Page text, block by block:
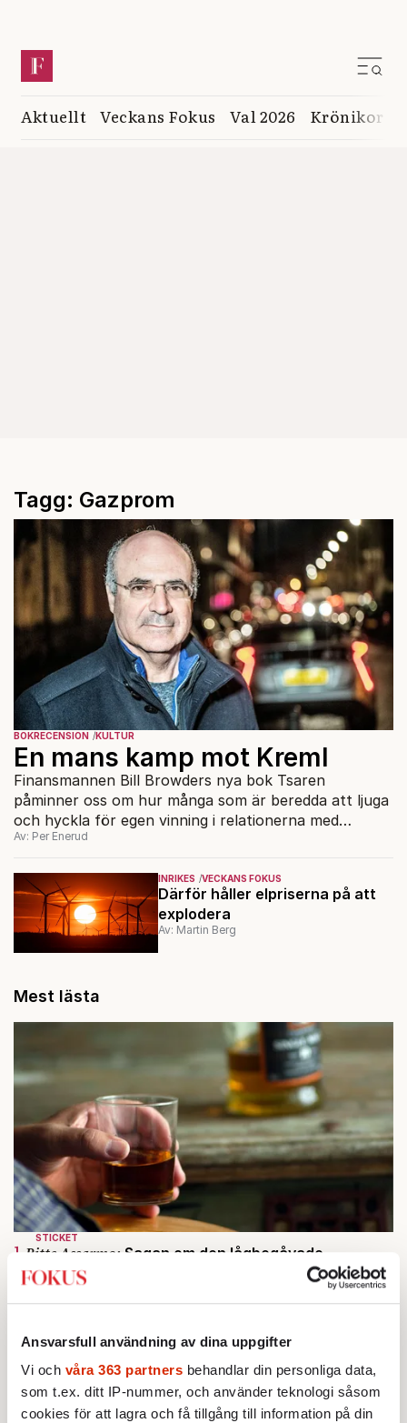
Ansvarsfull användning av dina uppgifter
Vi och våra 363 partners behandlar din personliga data,
som t.ex. ditt IP-nummer, och använder teknologi såsom
cookies för att lagra och få tillgång till information på din
Aktuellt Veckans Fokus Val 2026 Krönikor
Tagg: Gazprom
INRIKES VECKANS FOKUS
Därför håller elpriserna på att
explodera
Av: Martin Berg
BOKRECENSION KULTUR
En mans kamp mot Kreml
Finansmannen Bill Browders nya bok Tsaren
påminner oss om hur många som är beredda att ljuga
och hyckla för egen vinning i relationerna med
Ryssland.
Av: Per Enerud
Mest lästa
STICKET
1. Bitte Assarmo: Sagan om den lågbegåvade
ursprungsbefolkningen i Filipstad
2.Frans Wachtmeister:Ja, AC är ett hot mot den
KRÖNIKA
vänstern för Agnes Wold
STICKET
4.Dan Korn: Quisling, quislingar och sten i glashus